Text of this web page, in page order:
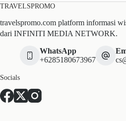
TRAVELSPROMO
travelspromo.com platform informasi
dari INFINITI MEDIA NETWORK.
WhatsApp
+6285180673967
Socials